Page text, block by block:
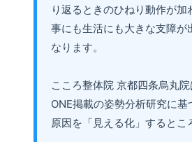
り返るときのひねり動作が
事にも生活にも大きな支障
なります。
こころ整体院 京都四条烏丸
ONE掲載の姿勢分析研究に
原因を「見える化」するとこ